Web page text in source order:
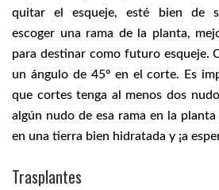
quitar el esqueje, esté bien de
escoger una rama de la planta,
para destinar como futuro esqueje.
un ángulo de 45º en el corte. Es
que cortes tenga al menos dos
algún nudo de esa rama en la
en una tierra bien hidratada y ¡a
Trasplantes